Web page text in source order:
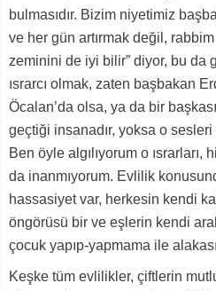
bulmasıdır. Bizim niyetimiz
ve her gün artırmak değil, rabbim
zeminini de iyi bilir” diyor, bu da
ısrarcı olmak, zaten başbakan
Öcalan’da olsa, ya da bir
geçtiği insanadır, yoksa o
Ben öyle algılıyorum o ısrarları,
da inanmıyorum. Evlilik
hassasiyet var, herkesin kendi
öngörüsü bir ve eşlerin kendi
çocuk yapıp-yapmama ile
Keşke tüm evlilikler, çiftlerin